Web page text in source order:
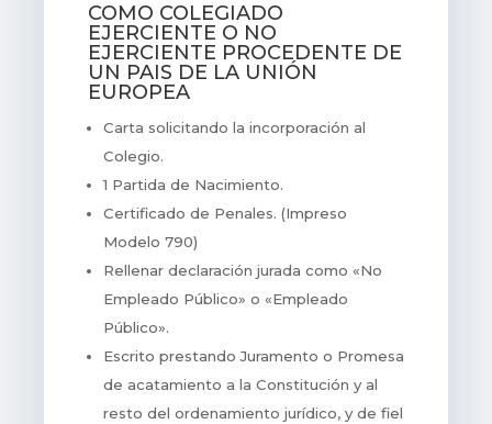
COMO COLEGIADO
EJERCIENTE O NO
EJERCIENTE PROCEDENTE DE
UN PAIS DE LA UNIÓN
EUROPEA
Carta solicitando la incorporación al
Colegio.
1 Partida de Nacimiento.
Certificado de Penales. (Impreso
Modelo 790)
Rellenar declaración jurada como «No
Empleado Público» o «Empleado
Público».
Escrito prestando Juramento o Promesa
de acatamiento a la Constitución y al
resto del ordenamiento jurídico, y de fiel